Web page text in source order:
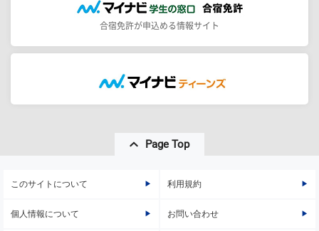
合宿免許が申込める情報サイト
Page Top
このサイトについて 利用規約
個人情報について お問い合わせ